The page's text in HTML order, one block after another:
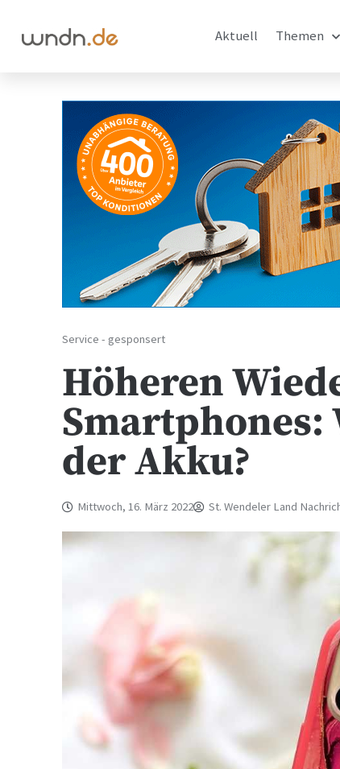
Aktuell Themen
Service - gesponsert
Höheren
Smartphones:
der Akku?
Mittwoch, 16. März 2022 St. Wendeler Land